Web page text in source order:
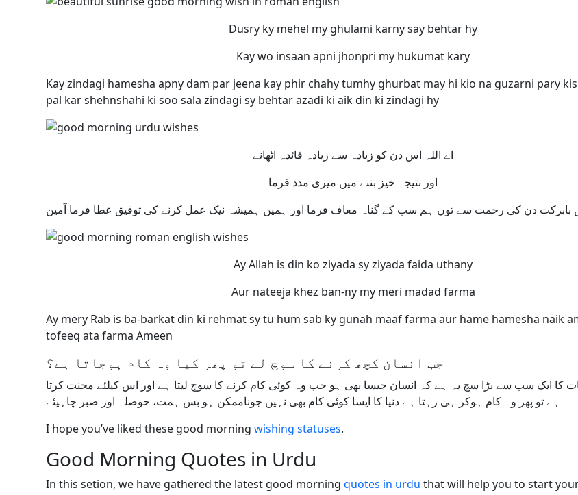
Dusry ky mehel my ghulami karny say behtar hy
Kay wo insaan apni jhonpri my hukumat kary
Kay zindagi hamesha apny dam par jeena kay phir chahy tumhy ghurbat may hi kio na guzarni pary
pal kar shehnshahi ki soo sala zindagi sy behtar azadi ki aik din ki zindagi hy
Ay Allah is din ko ziyada sy ziyada faida uthany
Aur nateeja khez ban-ny my meri madad farma
Ay mery Rab is ba-barkat din ki rehmat sy tu hum sab ky gunah maaf farma aur hame hamesha naik
tofeeq ata farma Ameen
جب انسان کچھ کرنے کا سوچ لے تو پھر کیا وہ کام ہوجاتا ہے؟
کا ایک سب سے بڑا سچ یہ ہے کہ انسان جیسا بھی ہو جب وہ کوئی کام کرنے کا سوچ لیتا ہے اور اس کیلئے محنت کرتا
ہے تو پھر وہ کام ہوکر ہی رہتا ہے دنیا کا ایسا کوئی کام بھی نہیں جوناممکن ہو بس ہمت، حوصلہ اور صبر چاہیئے
I hope you’ve liked these good morningwishing statuses.
Good Morning Quotes in Urdu
In this setion, we have gathered the latest good morningquotes in urdu that will help you to start